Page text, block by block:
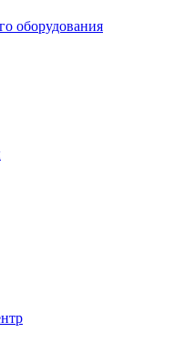
оборудования